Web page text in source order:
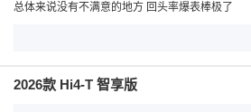
总体来说没有不满意的地方 回头率爆表棒极了
2026款 Hi4-T 智享版